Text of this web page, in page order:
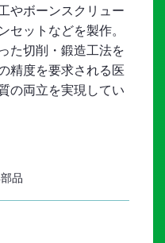
やボーンスクリュー
セットなどを製作。
た切削・鍛造工法を
精度を要求される医
の両立を実現してい
品